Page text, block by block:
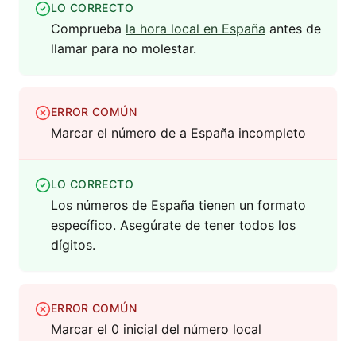
LO CORRECTO
Comprueba la hora local en España antes de
llamar para no molestar.
ERROR COMÚN
Marcar el número de a España incompleto
LO CORRECTO
Los números de España tienen un formato
específico. Asegúrate de tener todos los
dígitos.
ERROR COMÚN
Marcar el 0 inicial del número local